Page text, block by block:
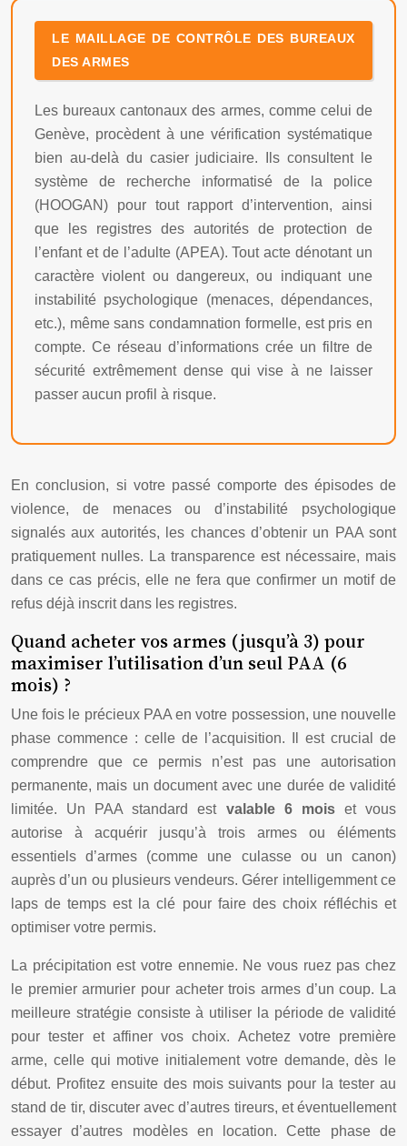
LE MAILLAGE DE CONTRÔLE DES BUREAUX
DES ARMES
Les bureaux cantonaux des armes, comme celui de
Genève, procèdent à une vérification systématique
bien au-delà du casier judiciaire. Ils consultent le
système de recherche informatisé de la police
(HOOGAN) pour tout rapport d’intervention, ainsi
que les registres des autorités de protection de
l’enfant et de l’adulte (APEA). Tout acte dénotant un
caractère violent ou dangereux, ou indiquant une
instabilité psychologique (menaces, dépendances,
etc.), même sans condamnation formelle, est pris en
compte. Ce réseau d’informations crée un filtre de
sécurité extrêmement dense qui vise à ne laisser
passer aucun profil à risque.
En conclusion, si votre passé comporte des épisodes de
violence, de menaces ou d’instabilité psychologique
signalés aux autorités, les chances d’obtenir un PAA sont
pratiquement nulles. La transparence est nécessaire, mais
dans ce cas précis, elle ne fera que confirmer un motif de
refus déjà inscrit dans les registres.
Quand acheter vos armes (jusqu’à 3) pour
maximiser l’utilisation d’un seul PAA (6
mois) ?
Une fois le précieux PAA en votre possession, une nouvelle
phase commence : celle de l’acquisition. Il est crucial de
comprendre que ce permis n’est pas une autorisation
permanente, mais un document avec une durée de validité
limitée. Un PAA standard est valable 6 moiset vous
autorise à acquérir jusqu’à trois armes ou éléments
essentiels d’armes (comme une culasse ou un canon)
auprès d’un ou plusieurs vendeurs. Gérer intelligemment ce
laps de temps est la clé pour faire des choix réfléchis et
optimiser votre permis.
La précipitation est votre ennemie. Ne vous ruez pas chez
le premier armurier pour acheter trois armes d’un coup. La
meilleure stratégie consiste à utiliser la période de validité
pour tester et affiner vos choix. Achetez votre première
arme, celle qui motive initialement votre demande, dès le
début. Profitez ensuite des mois suivants pour la tester au
stand de tir, discuter avec d’autres tireurs, et éventuellement
essayer d’autres modèles en location. Cette phase de